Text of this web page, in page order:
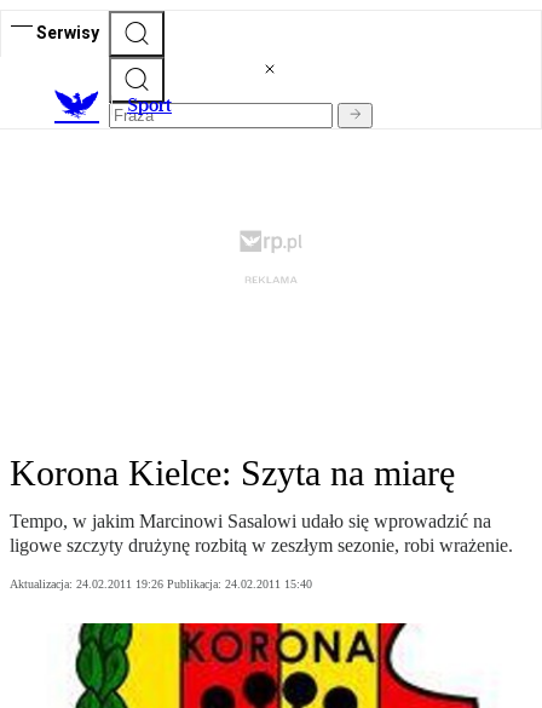
Serwisy
Sport
Korona Kielce: Szyta na miarę
Tempo, w jakim Marcinowi Sasalowi udało się wprowadzić na
ligowe szczyty drużynę rozbitą w zeszłym sezonie, robi wrażenie.
Aktualizacja: 24.02.2011 19:26 Publikacja: 24.02.2011 15:40